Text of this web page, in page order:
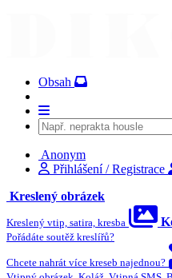
Obsah
Anonym
Přihlášení / Registrace
Kreslený obrázek
Kreslený vtip, satira, kresba
Pořádáte soutěž kreslířů?
Chcete nahrát více kreseb najednou?